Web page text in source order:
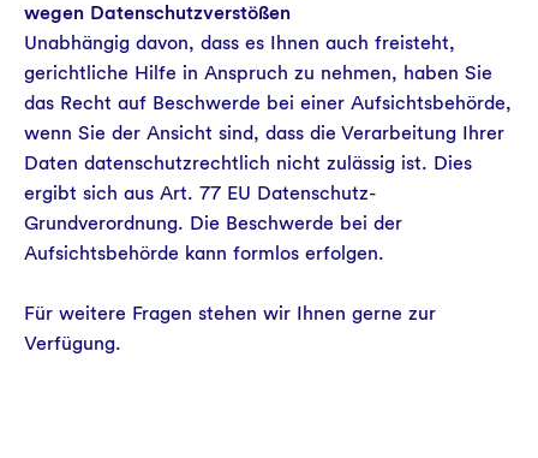
wegen Datenschutzverstößen
Unabhängig davon, dass es Ihnen auch freisteht,
gerichtliche Hilfe in Anspruch zu nehmen, haben Sie
das Recht auf Beschwerde bei einer Aufsichtsbehörde,
wenn Sie der Ansicht sind, dass die Verarbeitung Ihrer
Daten datenschutzrechtlich nicht zulässig ist. Dies
ergibt sich aus Art. 77 EU Datenschutz-
Grundverordnung. Die Beschwerde bei der
Aufsichtsbehörde kann formlos erfolgen.
Für weitere Fragen stehen wir Ihnen gerne zur
Verfügung.